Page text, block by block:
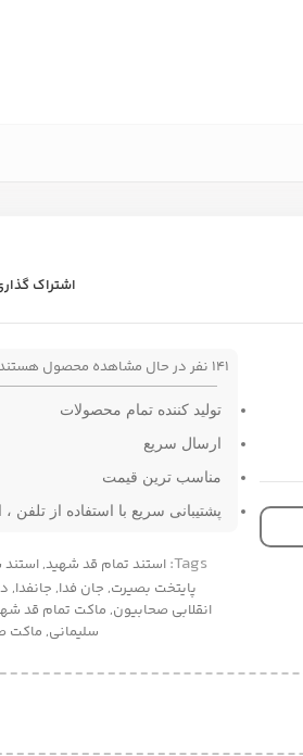
اشتراک
141 نفر در حال مشاهده محصول
تولید کننده تمام محصولات
ارسال سریع
مناسب ترین قیمت
پشتیبانی سریع با استفاده از تلفن
Tags: استند تمام قد شهید,
پایتخت بصیرت, جان فدا, جانفدا,
انقلابی صحابیون, ماکت تمام قد
سلیمانی, ماکت